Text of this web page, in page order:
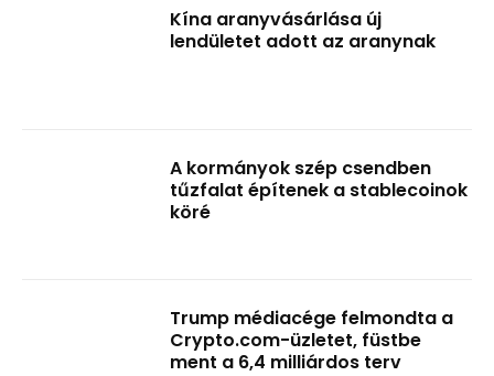
Kína aranyvásárlása új
lendületet adott az aranynak
A kormányok szép csendben
tűzfalat építenek a stablecoinok
köré
Trump médiacége felmondta a
Crypto.com-üzletet, füstbe
ment a 6,4 milliárdos terv